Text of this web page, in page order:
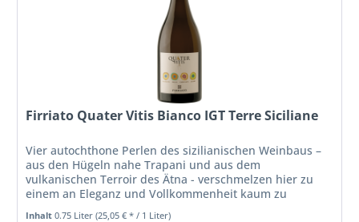
Firriato Quater Vitis Bianco IGT Terre Siciliane
Vier autochthone Perlen des sizilianischen Weinbaus –
aus den Hügeln nahe Trapani und aus dem
vulkanischen Terroir des Ätna - verschmelzen hier zu
einem an Eleganz und Vollkommenheit kaum zu
überbietenden Weißwein. Wunderschön ist sein...
Inhalt0.75 Liter(25,05 € * / 1 Liter)